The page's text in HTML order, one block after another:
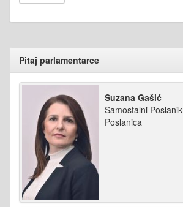
Pitaj parlamentarce
Suzana Gašić
Samostalni Poslanik
Poslanica